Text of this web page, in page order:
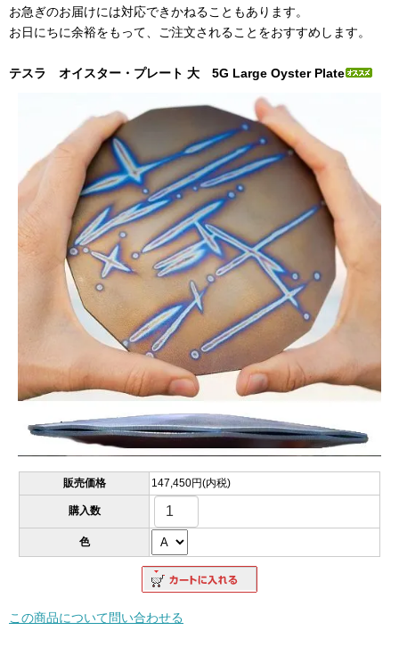
お急ぎのお届けには対応できかねることもあります。
お日にちに余裕をもって、ご注文されることをおすすめします。
テスラ オイスター・プレート 大 5G Large Oyster Plate
販売価格 147,450円(内税)
購入数
色
この商品について問い合わせる